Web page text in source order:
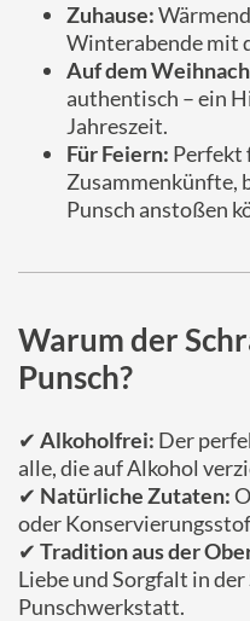
Zuhause:
Winterabende mit
Auf dem
authentisch – ein
Jahreszeit.
Für Feiern: Perfekt
Zusammenkünfte,
Punsch anstoßen
Warum der
Punsch?
✔ Alkoholfrei: Der
alle, die auf Alkohol
✔ Natürliche Zutaten:
oder
✔ Tradition aus der
Liebe und Sorgfalt in
Punschwerkstatt.